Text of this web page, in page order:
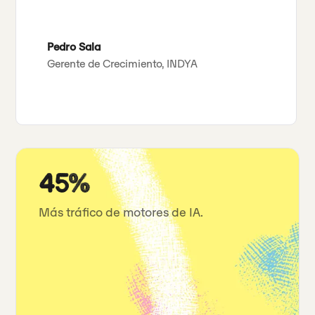
Pedro Sala
Gerente de Crecimiento, INDYA
45%
Más tráfico de motores de IA.